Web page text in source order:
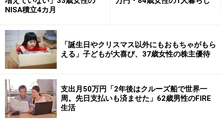
らしの人の話を聞いていると、生活水準が違いすぎて、
た」とすぴかすさん。
人間関係への影響については「自由に使えるお金があま
りないので、独身時代の自由な交友関係をあまり謳歌
（おうか）することができず、付き合いが悪い印象を持
たれてしまっていたと思う」と話します。
繰り上げ返済の経緯について「出世などで収入が増え、
NISA積立4カ月
「誕生日やクリスマス以外にもおもちゃがもら
える」子どもが大喜び、37歳女性の株主優待
支出月50万円「2年後はクルーズ船で世界一
周。先日支払いも済ませた」62歳男性のFIRE
生活